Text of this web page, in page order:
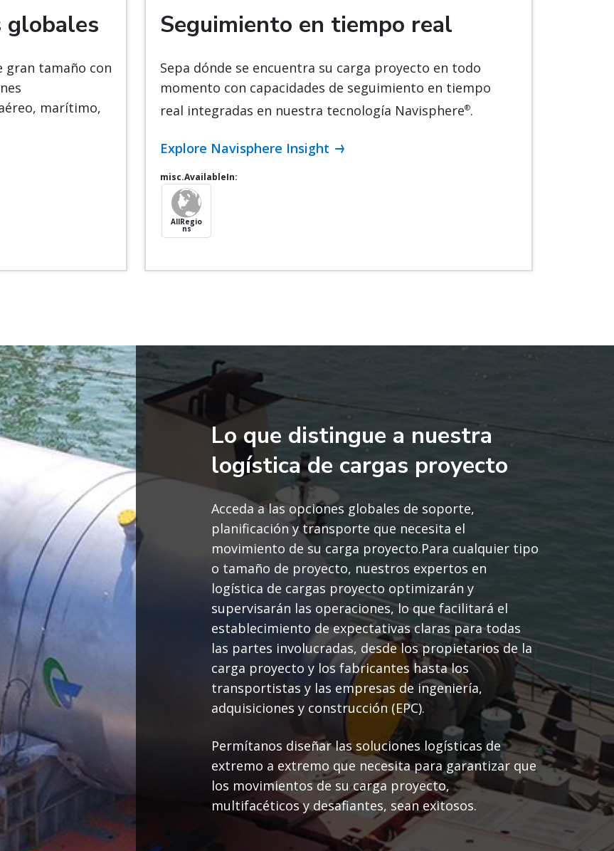
globales
gran tamaño con
marítimo,
Seguimiento en tiempo real
Sepa dónde se encuentra su carga proyecto en todo
momento con capacidades de seguimiento en tiempo
real integradas en nuestra tecnología Navisphere®.
Explore Navisphere Insight
misc.AvailableIn:
AllRegio
ns
Lo que distingue a nuestra
logística de cargas proyecto
Acceda a las opciones globales de soporte,
planificación y transporte que necesita el
movimiento de su carga proyecto.Para cualquier tipo
o tamaño de proyecto, nuestros expertos en
logística de cargas proyecto optimizarán y
supervisarán las operaciones, lo que facilitará el
establecimiento de expectativas claras para todas
las partes involucradas, desde los propietarios de la
carga proyecto y los fabricantes hasta los
transportistas y las empresas de ingeniería,
adquisiciones y construcción (EPC).
Permítanos diseñar las soluciones logísticas de
extremo a extremo que necesita para garantizar que
los movimientos de su carga proyecto,
multifacéticos y desafiantes, sean exitosos.